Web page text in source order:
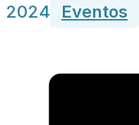
2024
Eventos